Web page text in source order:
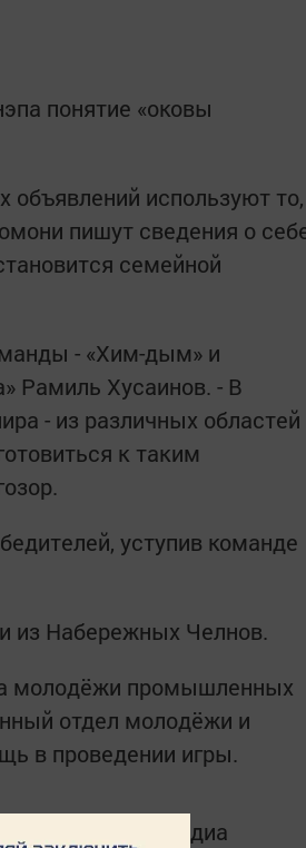
понятие «оковы
используют то,
пишут сведения о
семейной
- «Хим-дым» и
Рамиль Хусаинов. - В
- из различных областей
к таким
уступив команде
из Набережных Челнов.
молодёжи промышленных
отдел молодёжи и
в проведении игры.
Татмедиа